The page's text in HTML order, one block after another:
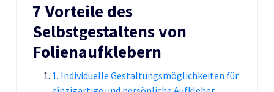
7 Vorteile des
Selbstgestaltens von
Folienaufklebern
1. Individuelle Gestaltungsmöglichkeiten für